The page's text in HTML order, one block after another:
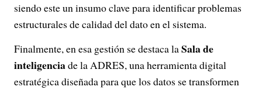
siendo este un insumo clave para identificar problemas
estructurales de calidad del dato en el sistema.
Finalmente, en esa gestión se destaca laSala de
inteligenciade la ADRES, una herramienta digital
estratégica diseñada para que los datos se transformen